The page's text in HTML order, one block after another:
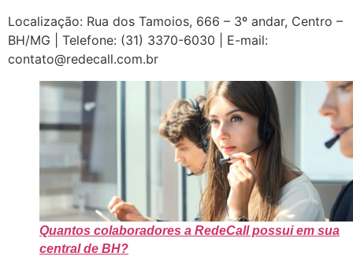
Localização: Rua dos Tamoios, 666 – 3º andar, Centro –
BH/MG | Telefone: (31) 3370-6030 | E-mail:
contato@redecall.com.br
Quantos colaboradores a RedeCall possui em sua
central de BH?